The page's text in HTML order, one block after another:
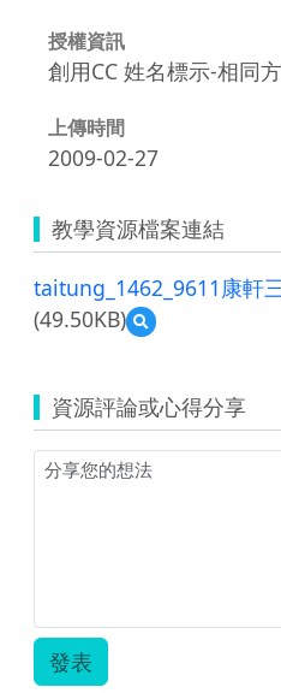
授權資訊
創用CC 姓名標示-相同
上傳時間
2009-02-27
教學資源檔案連結
taitung_1462_9611康軒
(49.50KB)
預
覽
軒
三
上
寫
資源評論或心得分享
發表